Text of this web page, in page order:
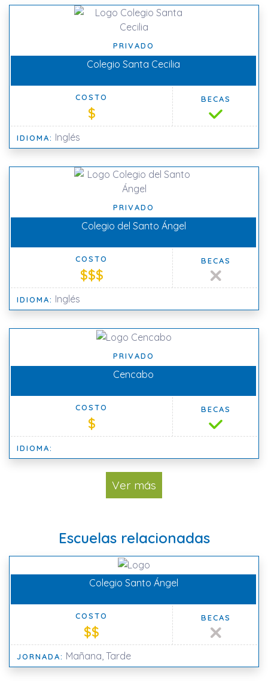
PRIVADO
Colegio Santa Cecilia
COSTO
$
BECAS
IDIOMA: Inglés
PRIVADO
Colegio del Santo Ángel
COSTO
$$$
BECAS
IDIOMA: Inglés
PRIVADO
Cencabo
COSTO
$
BECAS
IDIOMA:
Ver más
Escuelas relacionadas
Colegio Santo Ángel
COSTO
$$
BECAS
JORNADA: Mañana, Tarde